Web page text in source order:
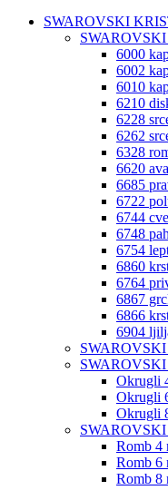
SWAROVSKI
6000
6002
6010
6210
6228
6262
6328
6620
6685
6722
6744
6748
6754
6860
6764
6867
6866
6904
Okrugli
Okrugli
Okrugli
Romb 4
Romb 6
Romb 8